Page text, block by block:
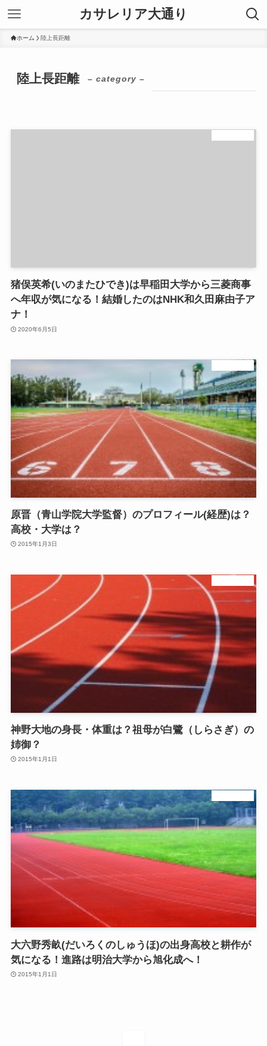
カサレリア大通り
ホーム 陸上長距離
陸上長距離 – category –
猪俣英希(いのまたひでき)は早稲田大学から三菱商事
へ年収が気になる！結婚したのはNHK和久田麻由子ア
ナ！
2020年6月5日
原晋（青山学院大学監督）のプロフィール(経歴)は？
高校・大学は？
2015年1月3日
神野大地の身長・体重は？祖母が白鷺（しらさぎ）の
姉御？
2015年1月1日
大六野秀畝(だいろくのしゅうほ)の出身高校と耕作が
気になる！進路は明治大学から旭化成へ！
2015年1月1日